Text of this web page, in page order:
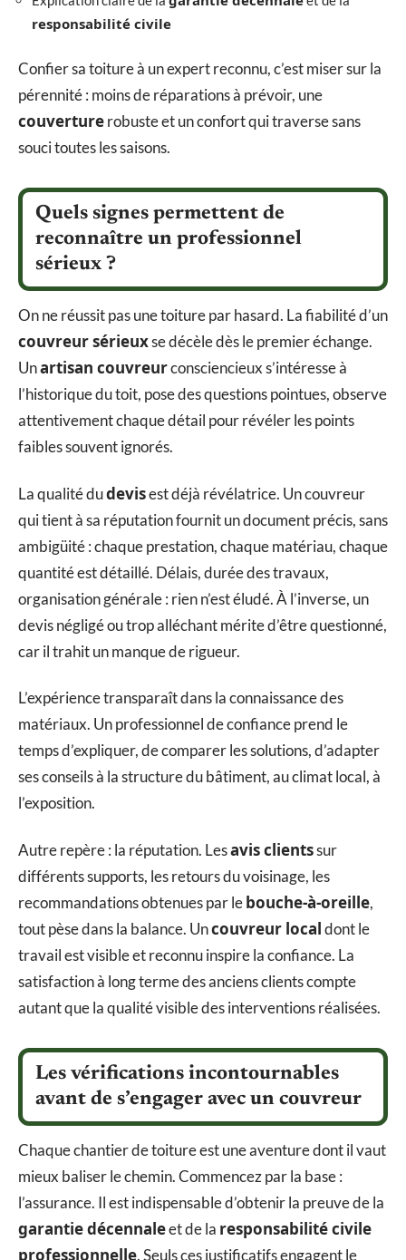
responsabilité civile
Confier sa toiture à un expert reconnu, c’est miser sur la
pérennité : moins de réparations à prévoir, une
couverturerobuste et un confort qui traverse sans
souci toutes les saisons.
Quels signes permettent de
reconnaître un professionnel
sérieux ?
On ne réussit pas une toiture par hasard. La fiabilité d’un
couvreur sérieuxse décèle dès le premier échange.
Unartisan couvreurconsciencieux s’intéresse à
l’historique du toit, pose des questions pointues, observe
attentivement chaque détail pour révéler les points
faibles souvent ignorés.
La qualité dudevisest déjà révélatrice. Un couvreur
qui tient à sa réputation fournit un document précis, sans
ambigüité : chaque prestation, chaque matériau, chaque
quantité est détaillé. Délais, durée des travaux,
organisation générale : rien n’est éludé. À l’inverse, un
devis négligé ou trop alléchant mérite d’être questionné,
car il trahit un manque de rigueur.
L’expérience transparaît dans la connaissance des
matériaux. Un professionnel de confiance prend le
temps d’expliquer, de comparer les solutions, d’adapter
ses conseils à la structure du bâtiment, au climat local, à
l’exposition.
Autre repère : la réputation. Lesavis clientssur
différents supports, les retours du voisinage, les
recommandations obtenues par lebouche-à-oreille,
tout pèse dans la balance. Uncouvreur localdont le
travail est visible et reconnu inspire la confiance. La
satisfaction à long terme des anciens clients compte
autant que la qualité visible des interventions réalisées.
Les vérifications incontournables
avant de s’engager avec un couvreur
Chaque chantier de toiture est une aventure dont il vaut
mieux baliser le chemin. Commencez par la base :
l’assurance. Il est indispensable d’obtenir la preuve de la
garantie décennaleet de la responsabilité civile
professionnelle. Seuls ces justificatifs engagent le